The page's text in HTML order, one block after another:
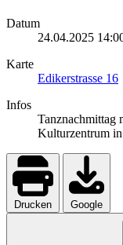
Datum
24.04.2025
Karte
Edikerstrasse 16
Infos
Kulturzentrum
Drucken Google